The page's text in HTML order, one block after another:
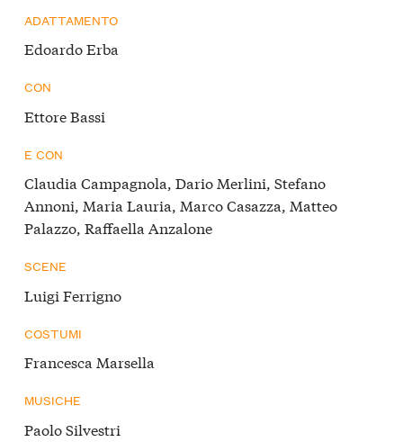
ADATTAMENTO
Edoardo Erba
CON
Ettore Bassi
E CON
Claudia Campagnola, Dario Merlini, Stefano
Annoni, Maria Lauria, Marco Casazza, Matteo
Palazzo, Raffaella Anzalone
SCENE
Luigi Ferrigno
COSTUMI
Francesca Marsella
MUSICHE
Paolo Silvestri